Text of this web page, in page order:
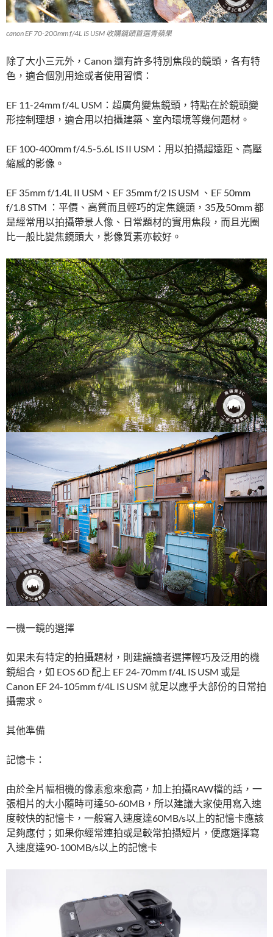
canon EF 70-200mm f/4L IS USM 收購鏡頭首選青蘋果
除了大小三元外，Canon 還有許多特別焦段的鏡頭，各有特
色，適合個別用途或者使用習慣：
EF 11-24mm f/4L USM：超廣角變焦鏡頭，特點在於鏡頭變
形控制理想，適合用以拍攝建築、室內環境等幾何題材。
EF 100-400mm f/4.5-5.6L IS II USM：用以拍攝超遠距、高壓
縮感的影像。
EF 35mm f/1.4L II USM、EF 35mm f/2 IS USM 、EF 50mm
f/1.8 STM ：平價、高質而且輕巧的定焦鏡頭，35及50mm 都
是經常用以拍攝帶景人像、日常題材的實用焦段，而且光圈
比一般比變焦鏡頭大，影像質素亦較好。
一機一鏡的選擇
如果未有特定的拍攝題材，則建議讀者選擇輕巧及泛用的機
鏡組合，如 EOS 6D 配上 EF 24-70mm f/4L IS USM 或是
Canon EF 24-105mm f/4L IS USM 就足以應乎大部份的日常拍
攝需求。
其他準備
記憶卡：
由於全片幅相機的像素愈來愈高，加上拍攝RAW檔的話，一
張相片的大小隨時可達50-60MB，所以建議大家使用寫入速
度較快的記憶卡，一般寫入速度達60MB/s以上的記憶卡應該
足夠應付；如果你經常連拍或是較常拍攝短片，便應選擇寫
入速度達90-100MB/s以上的記憶卡